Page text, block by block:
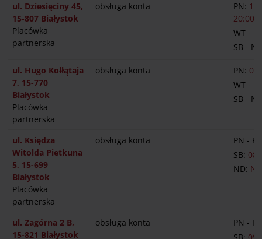
ul. Dziesięciny 45,
15-807 Białystok
Placówka
partnerska
obsługa konta PN:
20:00
WT -
SB -
ul. Hugo Kołłątaja
7, 15-770
Białystok
Placówka
partnerska
obsługa konta PN:
WT -
SB -
ul. Księdza
Witolda Pietkuna
5, 15-699
Białystok
Placówka
partnerska
obsługa konta
PN -
SB:
ND:
ul. Zagórna 2 B,
15-821 Białystok
obsługa konta
PN -